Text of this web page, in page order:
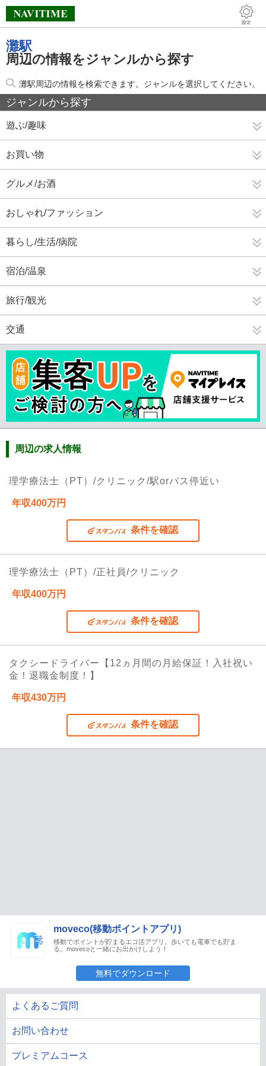
灘駅
周辺の情報をジャンルから探す
灘駅周辺の情報を検索できます。ジャンルを選択してください。
ジャンルから探す
遊ぶ/趣味
お買い物
グルメ/お酒
おしゃれ/ファッション
暮らし/生活/病院
宿泊/温泉
旅行/観光
交通
周辺の求人情報
理学療法士（PT）/クリニック/駅orバス停近い
年収400万円
条件を確認
理学療法士（PT）/正社員/クリニック
年収400万円
条件を確認
タクシードライバー【12ヵ月間の月給保証！入社祝い
金！退職金制度！】
年収430万円
条件を確認
moveco(移動ポイントアプリ)
移動でポイントが貯まるエコ活アプリ。歩いても電車でも貯ま
る。movecoと一緒にお出かけしよう！
無料でダウンロード
よくあるご質問
お問い合わせ
プレミアムコース